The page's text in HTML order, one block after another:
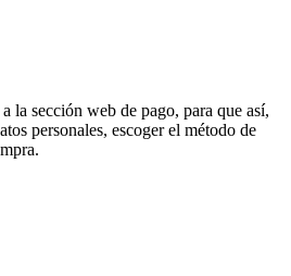
la sección web de pago, para que así,
personales, escoger el método de